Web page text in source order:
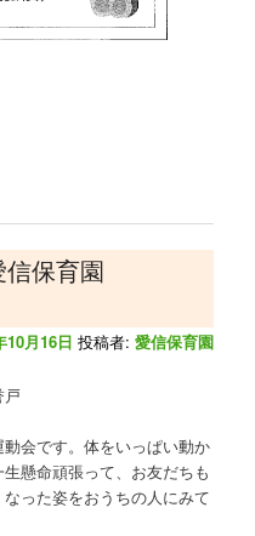
信保育園
10月16日 投稿者: 愛信保育園
会です。体をいっぱい動か
懸命頑張って、お友だちも
った姿をおうちの人にみて